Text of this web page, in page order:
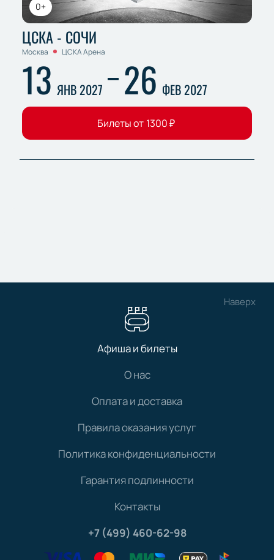
0+
ЦСКА - СОЧИ
Москва ЦСКА Арена
13 ЯНВ 2027 26 ФЕВ 2027
Билеты от 1300₽
Наверх
Афиша и билеты
О нас
Оплата и доставка
Правила оказания услуг
Политика конфиденциальности
Гарантия подлинности
Контакты
+7 (499) 460-62-98